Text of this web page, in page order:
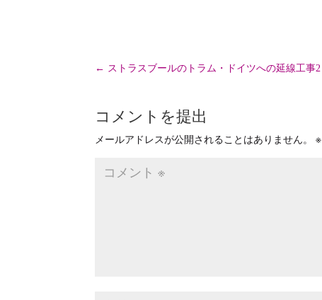
← ストラスブールのトラム・ドイツへの延線工事2
コメントを提出
メールアドレスが公開されることはありません。 ※